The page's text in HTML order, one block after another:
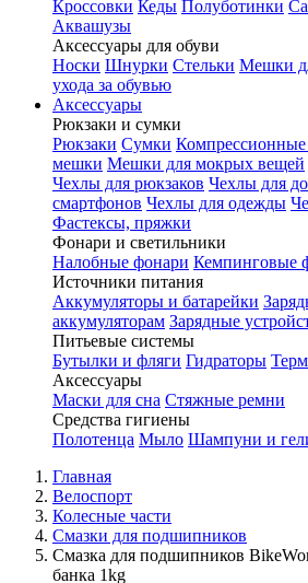
Кроссовки Кеды Полуботинки
Аквашузы
Аксессуары для обуви
Носки Шнурки Стельки Мешки
ухода за обувью
Аксессуары
Рюкзаки и сумки
Рюкзаки Сумки
мешки Мешки для мокрых вещей
Чехлы для рюкзаков Чехлы для
смартфонов Чехлы для одежды
Фастексы, пряжки
Фонари и светильники
Налобные фонари Кемпинговые
Источники питания
Аккумуляторы и батарейки
аккумуляторам Зарядные
Питьевые системы
Бутылки и фляги Гидраторы
Аксессуары
Маски для сна Стяжные ремни
Средства гигиены
Полотенца Мыло Шампуни и
Главная
Велоспорт
Колесные части
Смазки для подшипников
Смазка для подшипников
банка 1kg